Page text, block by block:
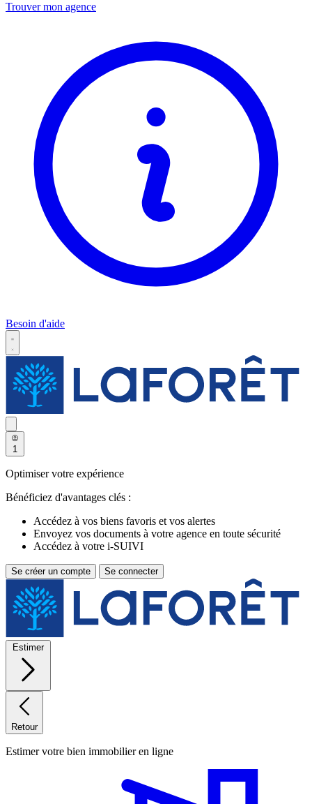
Trouver mon agence
Besoin d'aide
1
Optimiser votre expérience
Bénéficiez d'avantages clés :
Accédez à vos biens favoris et vos alertes
Envoyez vos documents à votre agence en toute sécurité
Accédez à votre i-SUIVI
Se créer un compte Se connecter
Estimer
Retour
Estimer votre bien immobilier en ligne